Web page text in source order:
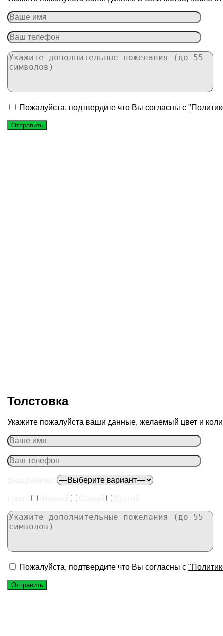
Пожалуйста, подтвердите что Вы согласны с
Толстовка
Укажите пожалуйста ваши данные, желаемый цвет и
Пожалуйста, подтвердите что Вы согласны с